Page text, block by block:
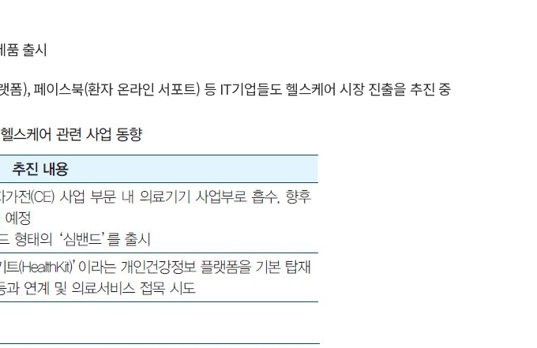
품 출시
), 페이스북(환자 온라인 서포트) 등 IT기업들도 헬스케어 시장 진출을 추진 중